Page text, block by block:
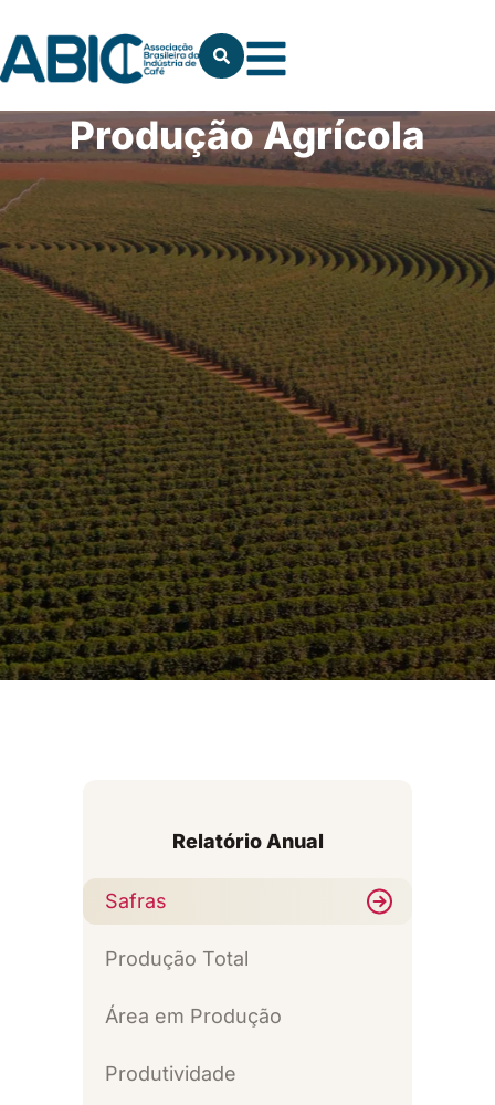
Produção Agrícola
Safras
Produção Total
Área em Produção
Produtividade